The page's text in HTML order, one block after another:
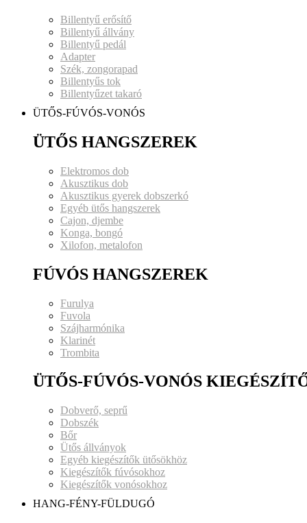
Billentyű erősítő
Billentyű állvány
Billentyű pedál
Adapter
Szék, zongorapad
Billentyűs tok
Billentyűzet takaró
ÜTŐS-FÚVÓS-VONÓS
ÜTŐS HANGSZEREK
Elektromos dob
Akusztikus dob
Akusztikus gyerek dobszerkó
Egyéb ütős hangszerek
Cajon, djembe
Konga, bongó
Xilofon, metalofon
FÚVÓS HANGSZEREK
Furulya
Fuvola
Szájharmónika
Klarinét
Trombita
ÜTŐS-FÚVÓS-VONÓS
Dobverő, seprű
Dobszék
Bőr
Ütős állványok
Egyéb kiegészítők ütősökhöz
Kiegészítők fúvósokhoz
Kiegészítők vonósokhoz
HANG-FÉNY-FÜLDUGÓ